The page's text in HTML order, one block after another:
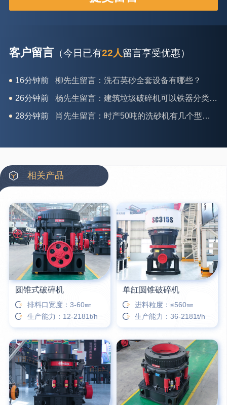
客户留言 （今日已有22人留言享受优惠）
26分钟前 杨先生留言：建筑垃圾破碎机可以铁器分类吗？
28分钟前 肖先生留言：时产50吨的洗砂机有几个型号？
31分钟前 马女士留言：我想咨询一条生产线，你们能做吗？
42分钟前 蒋先生留言：硬岩颚式破碎机带不带电机？
3分钟前 王先生留言：水泥厂熟料能破碎吗？推荐用什么机器？
6分钟前 姚女士留言：这款破碎机一小时产能多大？是用电的还是燃油的？
12分钟前 宋先生留言：50吨左右的制砂机大概什么价位？
16分钟前 柳先生留言：洗石英砂全套设备有哪些？
相关产品
圆锥式破碎机
排料口宽度：3-60㎜
生产能力：12-2181t/h
单缸圆锥破碎机
进料粒度：≤560㎜
生产能力：36-2181t/h